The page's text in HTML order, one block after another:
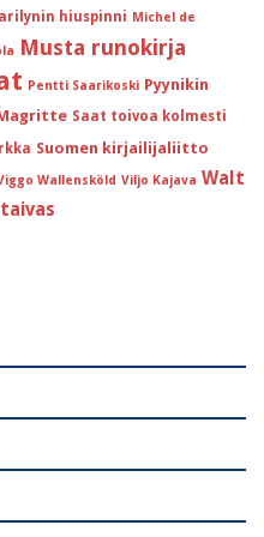
hiuspinni Michel de
Musta runokirja
Pentti Saarikoski Pyynikin
Saat toivoa kolmesti
Suomen kirjailijaliitto
Wallensköld Viljo Kajava Walt